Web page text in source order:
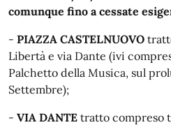
comunque fino a cessate
- PIAZZA CASTELNUOVO
Libertà e via Dante (ivi
Palchetto della Musica, sul
Settembre);
- VIA DANTE tratto compreso